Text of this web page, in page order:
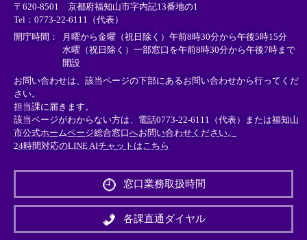
ン
ク
＞
ン
ク
＞
ン
ク
＞
〒620-8501 京都府福知山市字内記13番地の1
Tel：0773-22-6111（代表）
開庁時間：
月曜から金曜（祝日除く）午前8時30分から午後5時15分
水曜（祝日除く）一部窓口を午前8時30分から午後7時まで
開設
お問い合わせは、該当ページの下部にあるお問い合わせから行ってくだ
さい。
担当課に届きます。
該当ページがわからない方は、電話0773-22-6111（代表）または福知山
市公式ホームページ総合窓口へお問い合わせください。
24時間対応のLINE AIチャットはこちら
外
リ
ン
＞
窓口業務取扱時間
各課直通ダイヤル